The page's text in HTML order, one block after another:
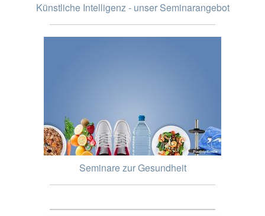
Künstliche Intelligenz - unser Seminarangebot
Seminare zur Gesundheit